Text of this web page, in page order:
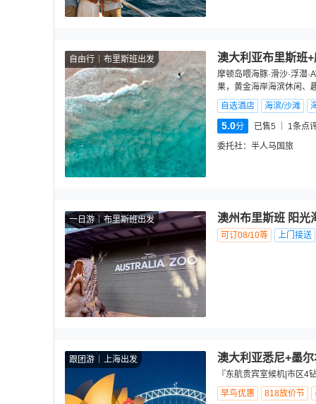
自由行 布里斯班出发 澳大利亚布里斯班
摩顿岛喂海豚·滑沙·浮潜
果，黄金海岸海滨休闲、
自选酒店
海滨/沙滩
5.0分 已售5 1条点
委托社： 半人马国旅
一日游 布里斯班出发 澳州布里斯班 阳
可订08/10等 上门接送
跟团游 上海出发 澳大利亚悉尼+墨
『东航贵宾室候机|市区4
早鸟优惠
818放价节